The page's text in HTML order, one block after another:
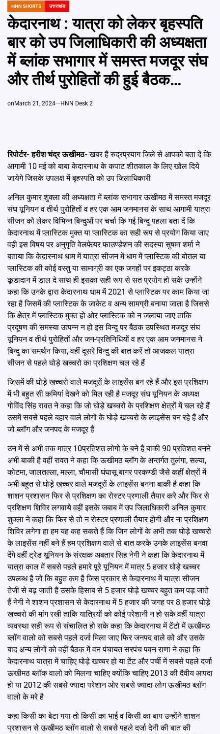
POSTED
IN
HNN SHORTS उत्तराखंड
केदारनाथ : यात्रा को लेकर बृहस्पति
बार को उप जिलाधिकारी की अध्यक्षता
में ब्लांक सभागार में समस्त मजदूर संघ
और तीर्थ पुरोहितों की हुई बैठक…
onMarch 21, 2024 HNN Desk 2
रिपोर्टर- हरीश चंद्र ऊखीमठ-खबर है रुद्रप्रयाग जिले से आपको बता दें कि
आगामी 10 मई को बाबा केदारनाथ के कपाट शीतकाल के लिए खोल दिये
जायेगे जिसके उपलक्ष में बृहस्पति को उप जिलाधिकारी
अनिल कुमार शुक्ला की अध्यक्षता में ब्लांक सभागार ऊखीमठ में समस्त मजदूर
संघ यूनियन व तीर्थ पुरोहितों व हर एक आम जनमानस के साथ आगामी यात्रा
सीजन को लेकर विभिन्न बिन्दुओं पर चर्चा कि गई बिन्दु पहला बता दें कि
केदारनाथ में प्लास्टिक मुक्त या प्लास्टिक का सही रूप से प्रयोग किया जाए
वही इस विषय पर अनुगृति वेलफेयर फाउण्डेशन की सदस्या सुषमा शर्मा ने
बताया कि केदारनाथ धाम में यात्रा सीजन में धाम में प्लास्टिक की बोतल या
प्लास्टिक की कोई वस्तु या सामाग्री का एक जगहों पर इकट्ठा करके
कूडादान में डाल दे साथ ही इसका सही रूप से सत प्रयोग हो सके उन्होंने
कहा कि उनके द्वारा केदारनाथ धाम में 2021 से प्लास्टिक पर काम किया जा
रहा है जिसमें की प्लास्टिक के जाकेट व अन्य सामग्री बनाया जाता है जिससे
कि क्षेत्र में प्लास्टिक मुक्त हो ओर प्लास्टिक को न जलाया जाए ताकि
प्रदूषण की समस्या उत्पन्न न हो इस विन्दु पर बैठक उपस्थित मजदूर संघ
यूनियन व तीर्थ पुरोहितों और जन-प्रतिनिधियों व हर एक आम जनमानस ने
बिन्दु का समर्थन किया, वहीं दूसरे विन्दु की बात करें तो आजकल यात्रा
सीजन से पहले घोड़े खच्चरो का प्रशिक्षण चल रहे हैं
जिसमें की घोड़े खच्चरो वाले मजदूरों के लाइसेंस बन रहे हैं और इस प्रशिक्षण
में भी बहुत सी कमियां देखने को मिल रही है मजदूर संघ यूनियन के अध्यक्ष
गोविंद सिंह रावत ने कहा कि जो घोड़े खच्चरो के प्रशिक्षण क्षेत्रों में चल रहे हैं
उसमें सबसे पहले बहार वाले लोगों के घोड़े खच्चरो के लाइसेंस बन रहे हैं और
जो ब्लॉग और जनपद के मजदूर हैं
उन में से अभी तक मात्र 10प्रतिशत लोगो के बने है बाकी 90 प्रतिशत बनने
अभी बाकी है वहीं रावत ने कहा कि ऊखीमठ ब्लॉग के अन्तर्गत तुलंगा, सल्या,
कोटमा, जालतल्ला, मल्ला, चौमासी घंघासू बागर परकण्डी जैसे कहीं क्षेत्रों में
अभी बहुत से घोड़े खच्चर वाले मजदूरों के लाइसेंस बनना बाकी है कहा कि
शाशन प्रशासन फिर से प्रशिक्षण का रोस्टर प्रणाली तैयार करे और फिर से
प्रशिक्षण शिविर लगवाये वहीं इसके जबाब में उप जिलाधिकारी अनिल कुमार
शुक्ला ने कहा कि फिर से तो न रोस्टर प्रणाली तैयार होगी और ना प्रशिक्षण
शिविर लगेगा हा हम यह कह सकते हैं कि जिन लोगों के अभी तक घोड़े खच्चरो
के लाइसेंस नहीं बने हैं हम प्रशिक्षण वाले से बात करके उनके लाइसेंस बनवा
देंगे वहीं ट्रेड यूनियन के संरक्षक अबतार सिह नेगी ने कहा कि केदारनाथ में
यात्रा काल में सबसे पहले हमारे पूरे यूनियन में मात्र 5 हजार घोड़े खच्चर
उपलब्ध है जो कि बहुत कम है जिस प्रकार से केदारनाथ में यात्रा सीजन
तेजी से बढ़ जाती है उसके हिसाब से 5 हजार घोड़े खच्चर बहुत कम पड़ जाते
हैं नेगी ने शाशन प्रशासन से केदारनाथ में 5 हजार की जगह पर 8 हजार घोड़े
खच्चरो की मांग रखी ताकि यात्रियों को कोई परेशानी न हो सके वहीं यात्रा
व्यवस्था सही रूप से संचालित हो सके कहा कि केदारनाथ में टेंटो में ऊखीमठ
ब्लॉग वालो को सबसे पहले दर्जा मिला जाए फिर जनपद वाले को और उसके
बाद अन्य लोगों को वहीं बैठक में वन पंचायत सरपंच पवन राणा ने कहा कि
केदारनाथ यात्रा में चाहिए घोड़े खच्चर हो या टेंट और पर्ची में सबसे पहले दर्जा
ऊखीमठ ब्लॉक वालो को मिलना चाहिए क्योंकि चाहिए 2013 की दैवीय आपदा
हो या 2012 की सबसे ज्यादा परेशान ओर सबसे ज्यादा लोग ऊखीमठ ब्लॉग
वालो के मरे है
कहा किसी का बेटा गया तो किसी का भाई व किसी का बाप उन्होंने शाशन
प्रशासन से ऊखीमठ ब्लॉग वालो से सबसे पहले दर्जा देनी की बात की